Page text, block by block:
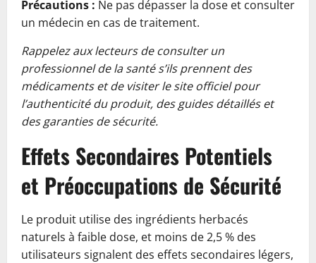
Précautions : Ne pas dépasser la dose et consulter
un médecin en cas de traitement.
Rappelez aux lecteurs de consulter un
professionnel de la santé s’ils prennent des
médicaments et de visiter le site officiel pour
l’authenticité du produit, des guides détaillés et
des garanties de sécurité.
Effets Secondaires Potentiels
et Préoccupations de Sécurité
Le produit utilise des ingrédients herbacés
naturels à faible dose, et moins de 2,5 % des
utilisateurs signalent des effets secondaires légers,